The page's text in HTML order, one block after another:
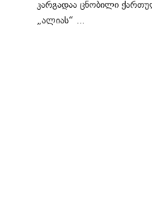
კარგადაა ცნობილი
„ალიას“ ...